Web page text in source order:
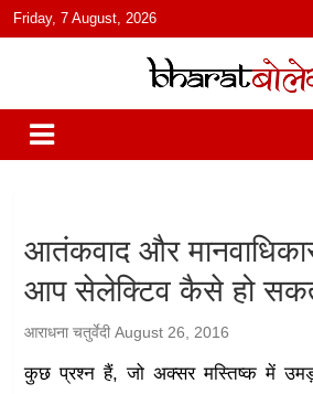
content
Friday, 7 August, 2026
भारत
हिंदी में समाचार, विचार, ऑडियो, वीडियो और फ़ीचर.
India: News, Views, Info, Trends & Podcast I
और पॉडकास्ट
आतंकवाद और
आप सेलेक्टिव कैसे हो
आराधना चतुर्वेदी August 26, 2016
कुछ प्रश्न हैं, जो अक्सर मस्तिष्क में